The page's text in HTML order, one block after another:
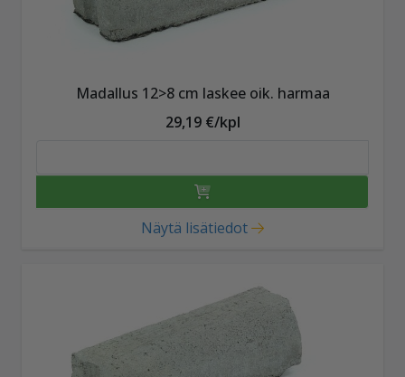
Madallus 12>8 cm laskee oik. harmaa
29,19 €/kpl
Näytä lisätiedot